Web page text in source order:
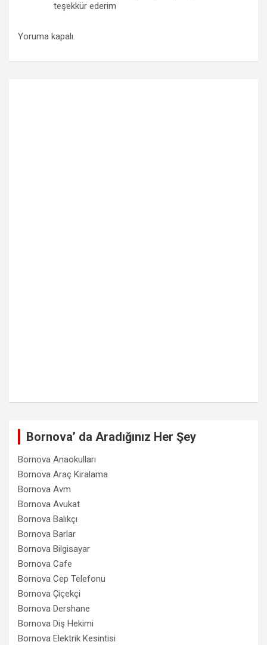
teşekkür ederim
Yoruma kapalı.
Bornova’ da Aradığınız Her Şey
Bornova Anaokulları
Bornova Araç Kiralama
Bornova Avm
Bornova Avukat
Bornova Balıkçı
Bornova Barlar
Bornova Bilgisayar
Bornova Cafe
Bornova Cep Telefonu
Bornova Çiçekçi
Bornova Dershane
Bornova Diş Hekimi
Bornova Elektrik Kesintisi